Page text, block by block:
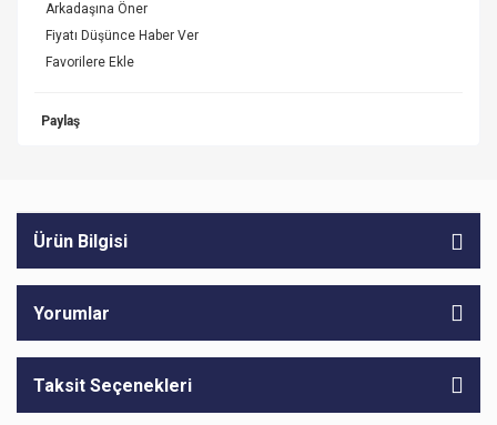
Arkadaşına Öner
Fiyatı Düşünce Haber Ver
Paylaş
Ürün Bilgisi
Yorumlar
Taksit Seçenekleri